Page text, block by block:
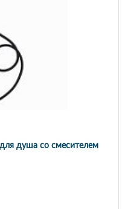
душа со смесителем